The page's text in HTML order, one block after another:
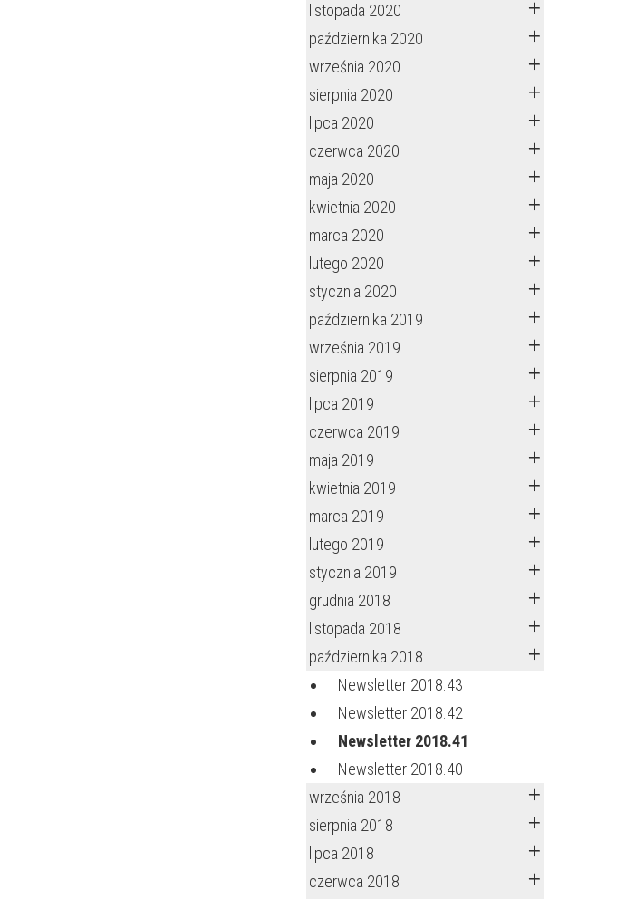
listopada 2020
października 2020
września 2020
sierpnia 2020
lipca 2020
czerwca 2020
maja 2020
kwietnia 2020
marca 2020
lutego 2020
stycznia 2020
października 2019
września 2019
sierpnia 2019
lipca 2019
czerwca 2019
maja 2019
kwietnia 2019
marca 2019
lutego 2019
stycznia 2019
grudnia 2018
listopada 2018
października 2018
Newsletter 2018.43
Newsletter 2018.42
Newsletter 2018.41
Newsletter 2018.40
września 2018
sierpnia 2018
lipca 2018
czerwca 2018